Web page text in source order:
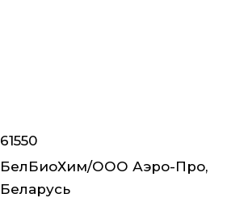
61550
БелБиоХим/ООО Аэро-Про,
Беларусь